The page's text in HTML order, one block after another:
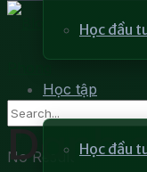
Học đầu
Học tập
Học đầu
No Result
Danh